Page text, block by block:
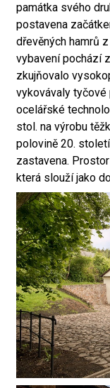
památka svého
postavena
dřevěných hamrů
vybavení pochází
zkujňovalo
vykovávaly tyčové
ocelářské
stol. na výrobu
polovině 20.
zastavena.
která slouží jako